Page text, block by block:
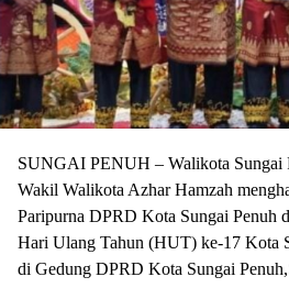
SUNGAI PENUH – Walikota Sungai
Wakil Walikota Azhar Hamzah
Paripurna DPRD Kota Sungai Penuh
Hari Ulang Tahun (HUT) ke-17 Kota
di Gedung DPRD Kota Sungai